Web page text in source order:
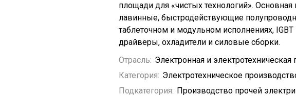
площади для «чистых технологий».
лавинные, быстродействующие
таблеточном и модульном исполнениях,
драйверы, охладители и силовые сборки.
Отрасль: Электронная и
Категория: Электротехническое
Подкатегория: Производство прочей